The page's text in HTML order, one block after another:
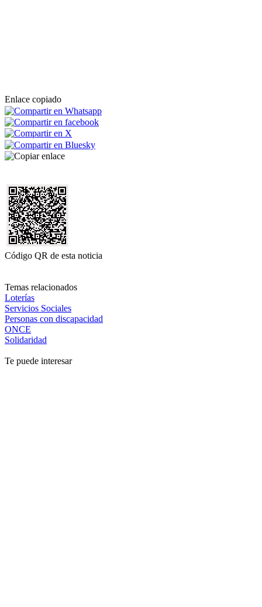
Enlace copiado
Código QR de esta noticia
Temas relacionados
Loterías
Servicios Sociales
Personas con discapacidad
ONCE
Solidaridad
Te puede interesar